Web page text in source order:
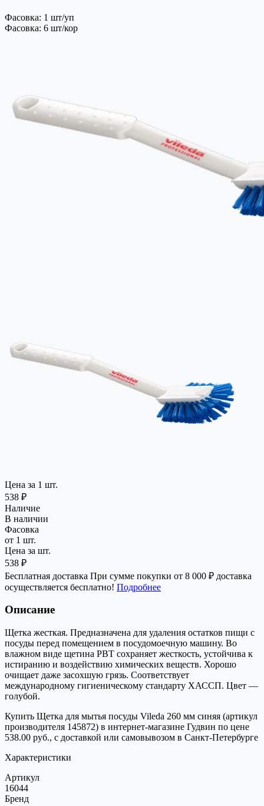
Фасовка: 1 шт/уп
Фасовка: 6 шт/кор
Цена за 1 шт.
538 ₽
Наличие
В наличии
Фасовка
от 1 шт.
Цена за шт.
538 ₽
Бесплатная доставка При сумме покупки от 8 000 ₽ доставка
осуществляется бесплатно! Подробнее
Описание
Щетка жесткая. Предназначена для удаления остатков пищи с
посуды перед помещением в посудомоечную машину. Во
влажном виде щетина РВТ сохраняет жесткость, устойчива к
истиранию и воздействию химических веществ. Хорошо
очищает даже засохшую грязь. Соответствует
международному гигиеническому стандарту ХАССП. Цвет —
голубой.
Купить Щетка для мытья посуды Vileda 260 мм синяя (артикул
производителя 145872) в интернет-магазине Гудвин по цене
538.00 руб., с доставкой или самовывозом в Санкт-Петербурге
Характеристики
Артикул
16044
Бренд